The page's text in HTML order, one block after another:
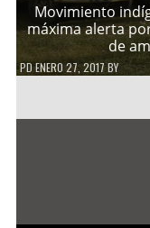
Movimiento
máxima alerta
de
PDENERO 27, 2017 BY